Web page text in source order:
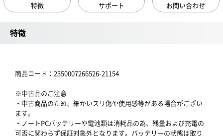
特徴 サポート お問い合わせ
特徴
商品コード：2350007266526-21154
※中古品のご注意
・中古商品のため、細かいスリ傷や使用感等がある場合がござい
ます。
・ノートPCバッテリーや電池類は消耗品の為、残量および充電の
可否に関わらず保証対象外となります。バッテリーの状態は取り